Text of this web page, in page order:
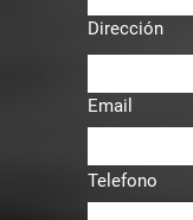
Dirección
Email
Telefono